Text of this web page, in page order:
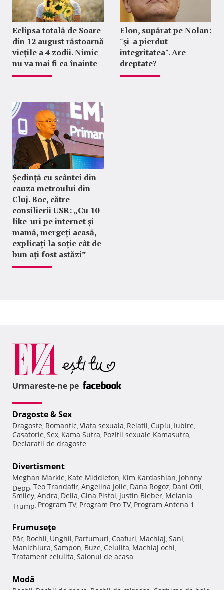
Eclipsa totală de Soare
din 12 august răstoarnă
viețile a 4 zodii. Nimic
nu va mai fi ca înainte
Elon, supărat pe Nolan:
"şi-a pierdut
integritatea". Are
dreptate?
Ședință cu scântei din
cauza metroului din
Cluj. Boc, către
consilierii USR: „Cu 10
like-uri pe internet și
mamă, mergeți acasă,
explicați la soție cât de
bun ați fost astăzi”
Urmareste-ne pe
Dragoste & Sex
Dragoste, Romantic, Viata sexuala, Relatii, Cuplu, Iubire,
Casatorie, Sex, Kama Sutra, Pozitii sexuale Kamasutra,
Declaratii de dragoste
Divertisment
Meghan Markle, Kate Middleton, Kim Kardashian, Johnny
Depp, Teo Trandafir, Angelina Jolie, Dana Rogoz, Dani Otil,
Smiley, Andra, Delia, Gina Pistol, Justin Bieber, Melania
Trump, Program TV, Program Pro TV, Program Antena 1
Frumuseţe
Păr, Rochii, Unghii, Parfumuri, Coafuri, Machiaj, Sani,
Manichiura, Sampon, Buze, Celulita, Machiaj ochi,
Tratament celulita, Salonul de acasa
Modă